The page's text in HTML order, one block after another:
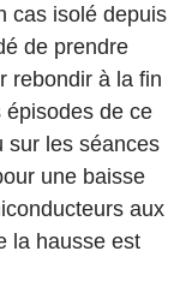
cas isolé depuis
de prendre
rebondir à la fin
de ce
sur les séances
une baisse
aux
la hausse est